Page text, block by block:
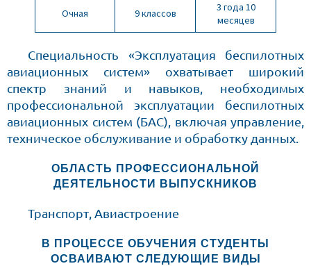
Очная 9 классов
3 года 10
месяцев
Специальность «Эксплуатация беспилотных
авиационных систем» охватывает широкий
спектр знаний и навыков, необходимых
профессиональной эксплуатации беспилотных
авиационных систем (БАС), включая управление,
техническое обслуживание и обработку данных.
ОБЛАСТЬ ПРОФЕССИОНАЛЬНОЙ
ДЕЯТЕЛЬНОСТИ ВЫПУСКНИКОВ
Транспорт, Авиастроение
В ПРОЦЕССЕ ОБУЧЕНИЯ СТУДЕНТЫ
ОСВАИВАЮТ СЛЕДУЮЩИЕ ВИДЫ